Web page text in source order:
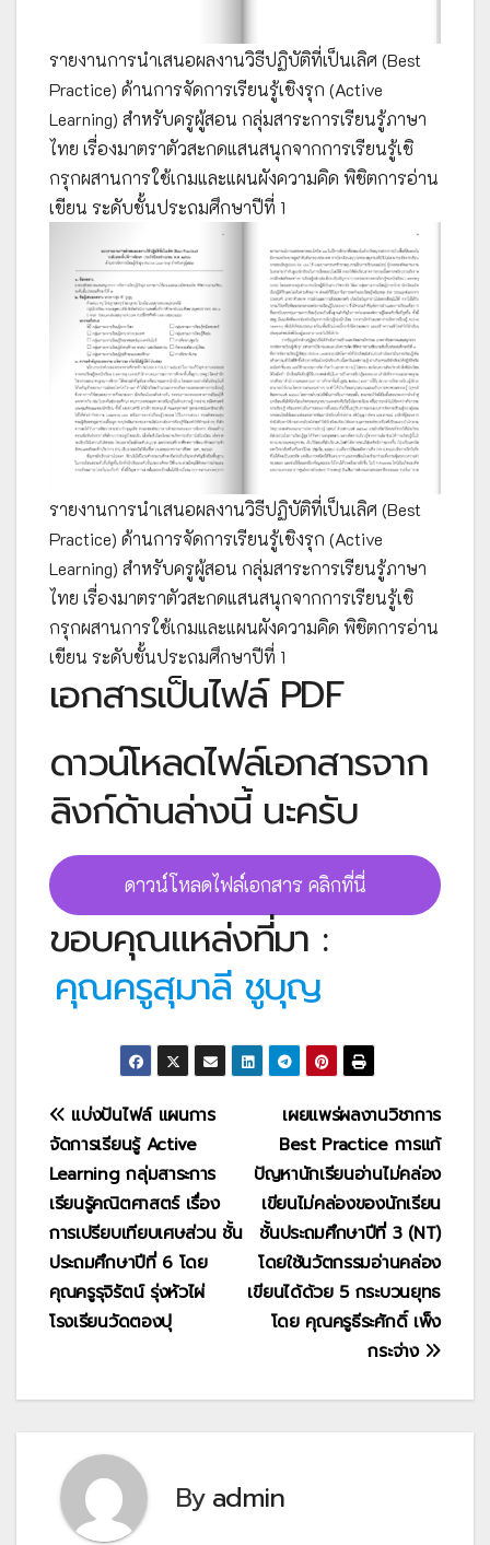
รายงานการนำเสนอผลงานวิธีปฏิบัติที่เป็นเลิศ (Best
Practice) ด้านการจัดการเรียนรู้เชิงรุก (Active
Learning) สำหรับครูผู้สอน กลุ่มสาระการเรียนรู้ภาษา
ไทย เรื่องมาตราตัวสะกดแสนสนุกจากการเรียนรู้เชิ
กรุกผสานการใช้เกมและแผนผังความคิด พิชิตการอ่าน
เขียน ระดับชั้นประถมศึกษาปีที่ 1
รายงานการนำเสนอผลงานวิธีปฏิบัติที่เป็นเลิศ (Best
Practice) ด้านการจัดการเรียนรู้เชิงรุก (Active
Learning) สำหรับครูผู้สอน กลุ่มสาระการเรียนรู้ภาษา
ไทย เรื่องมาตราตัวสะกดแสนสนุกจากการเรียนรู้เชิ
กรุกผสานการใช้เกมและแผนผังความคิด พิชิตการอ่าน
เขียน ระดับชั้นประถมศึกษาปีที่ 1
เอกสารเป็นไฟล์ PDF
ดาวน์โหลดไฟล์เอกสารจาก
ลิงก์ด้านล่างนี้ นะครับ
ดาวน์โหลดไฟล์เอกสาร คลิกที่นี่
ขอบคุณแหล่งที่มา :
คุณครูสุมาลี ชูบุญ
แนะแนว
เรื่อง
เผยแพร่ผลงานวิชาการ
Best Practice การแก้
ปัญหานักเรียนอ่านไม่คล่อง
เขียนไม่คล่องของนักเรียน
ชั้นประถมศึกษาปีที่ 3 (NT)
โดยใช้นวัตกรรมอ่านคล่อง
เขียนได้ด้วย 5 กระบวนยุทธ
โดย คุณครูธีระศักดิ์ เพ็ง
กระจ่าง
แบ่งปันไฟล์ แผนการ
จัดการเรียนรู้ Active
Learning กลุ่มสาระการ
เรียนรู้คณิตศาสตร์ เรื่อง
การเปรียบเทียบเศษส่วน ชั้น
ประถมศึกษาปีที่ 6 โดย
คุณครูรุจิรัตน์ รุ่งหัวไผ่
โรงเรียนวัดตองปุ
Byadmin